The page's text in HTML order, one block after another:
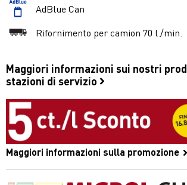
AdBlue Can
Rifornimento per camion 70 l./min.
Maggiori informazioni sui nostri
stazioni di servizio
Maggiori informazioni sulla promozione